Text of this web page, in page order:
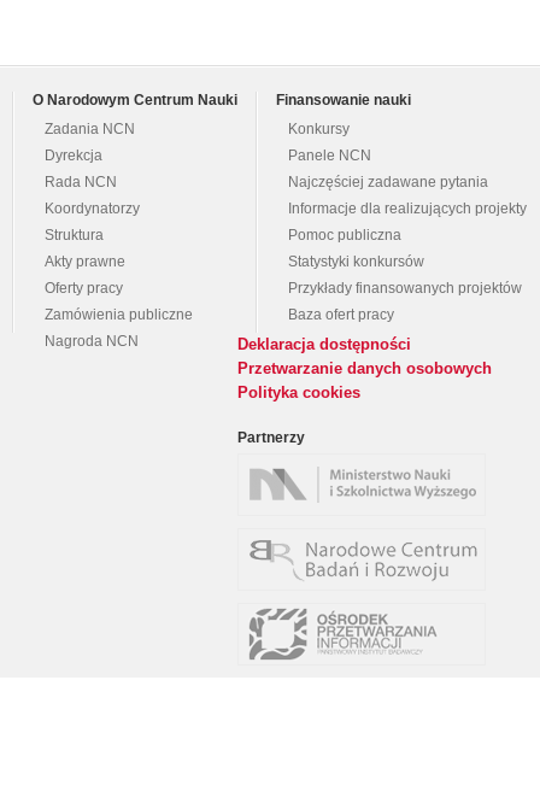
O Narodowym Centrum Nauki
Zadania NCN
Dyrekcja
Rada NCN
Koordynatorzy
Struktura
Akty prawne
Oferty pracy
Zamówienia publiczne
Nagroda NCN
Finansowanie nauki
Konkursy
Panele NCN
Najczęściej zadawane pytania
Informacje dla realizujących projekty
Pomoc publiczna
Statystyki konkursów
Przykłady finansowanych projektów
Baza ofert pracy
Deklaracja dostępności
Przetwarzanie danych osobowych
Polityka cookies
Partnerzy